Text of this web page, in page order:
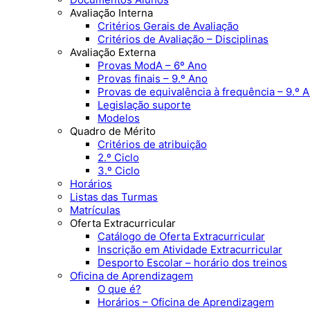
Avaliação Interna
Critérios Gerais de Avaliação
Critérios de Avaliação – Disciplinas
Avaliação Externa
Provas ModA – 6º Ano
Provas finais – 9.º Ano
Provas de equivalência à frequência – 9.º
Legislação suporte
Modelos
Quadro de Mérito
Critérios de atribuição
2.º Ciclo
3.º Ciclo
Horários
Listas das Turmas
Matrículas
Oferta Extracurricular
Catálogo de Oferta Extracurricular
Inscrição em Atividade Extracurricular
Desporto Escolar – horário dos treinos
Oficina de Aprendizagem
O que é?
Horários – Oficina de Aprendizagem